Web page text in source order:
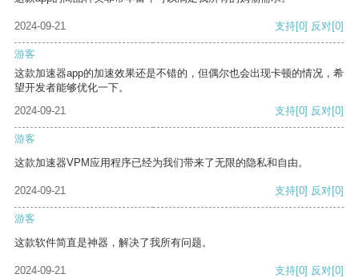
2024-09-21 支持[0] 反对[0]
游客
这款加速器app的加速效果还是不错的，但偶尔也会出现卡顿的情况，希
望开发者能够优化一下。
2024-09-21
支持[0] 反对[0]
游客
这款加速器VPM应用程序已经为我们带来了无限的隐私和自由。
2024-09-21 支持[0] 反对[0]
游客
这款软件简直是神器，解决了我所有问题。
2024-09-21 支持[0] 反对[0]